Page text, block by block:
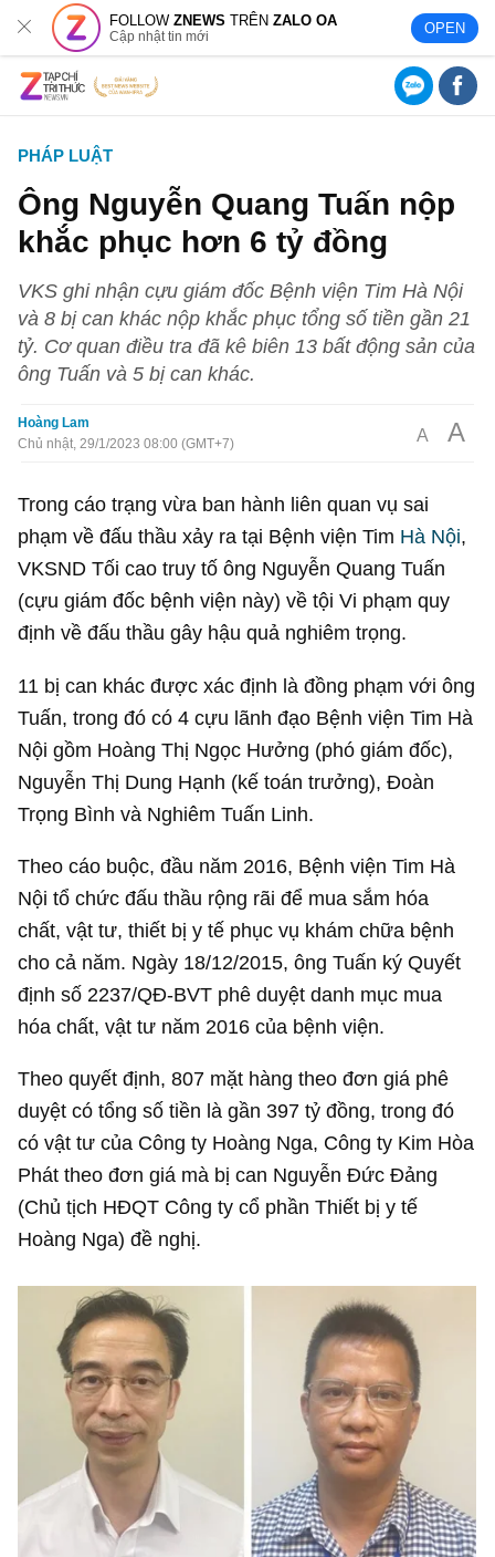
FOLLOWZNEWS TRÊNZALO OA
Cập nhật tin mới OPEN
PHÁP LUẬT
Ông Nguyễn Quang Tuấn nộp
khắc phục hơn 6 tỷ đồng
VKS ghi nhận cựu giám đốc Bệnh viện Tim Hà Nội
và 8 bị can khác nộp khắc phục tổng số tiền gần 21
tỷ. Cơ quan điều tra đã kê biên 13 bất động sản của
ông Tuấn và 5 bị can khác.
Hoàng Lam
Chủ nhật, 29/1/2023 08:00 (GMT+7)
A A
Trong cáo trạng vừa ban hành liên quan vụ sai
phạm về đấu thầu xảy ra tại Bệnh viện Tim Hà Nội,
VKSND Tối cao truy tố ông Nguyễn Quang Tuấn
(cựu giám đốc bệnh viện này) về tội Vi phạm quy
định về đấu thầu gây hậu quả nghiêm trọng.
11 bị can khác được xác định là đồng phạm với ông
Tuấn, trong đó có 4 cựu lãnh đạo Bệnh viện Tim Hà
Nội gồm Hoàng Thị Ngọc Hưởng (phó giám đốc),
Nguyễn Thị Dung Hạnh (kế toán trưởng), Đoàn
Trọng Bình và Nghiêm Tuấn Linh.
Theo cáo buộc, đầu năm 2016, Bệnh viện Tim Hà
Nội tổ chức đấu thầu rộng rãi để mua sắm hóa
chất, vật tư, thiết bị y tế phục vụ khám chữa bệnh
cho cả năm. Ngày 18/12/2015, ông Tuấn ký Quyết
định số 2237/QĐ-BVT phê duyệt danh mục mua
hóa chất, vật tư năm 2016 của bệnh viện.
Theo quyết định, 807 mặt hàng theo đơn giá phê
duyệt có tổng số tiền là gần 397 tỷ đồng, trong đó
có vật tư của Công ty Hoàng Nga, Công ty Kim Hòa
Phát theo đơn giá mà bị can Nguyễn Đức Đảng
(Chủ tịch HĐQT Công ty cổ phần Thiết bị y tế
Hoàng Nga) đề nghị.